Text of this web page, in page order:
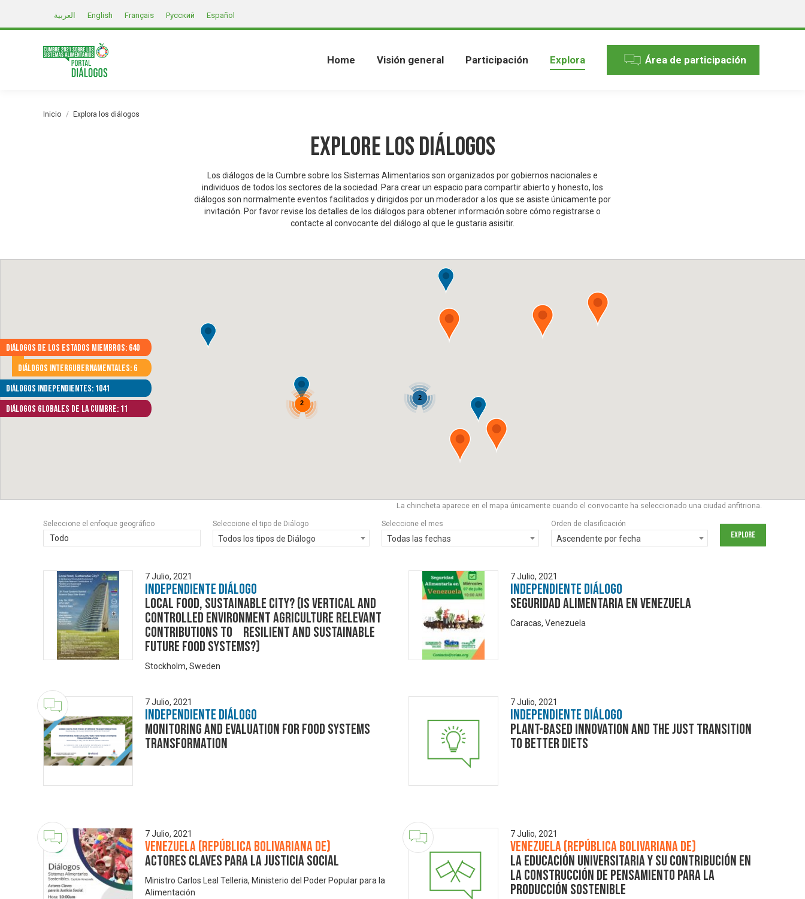
العربية English Français Русский Español
Home Visión general Participación Explora Área de participación
Estás aquí:
Inicio Explora los diálogos
Explore los Diálogos
Los diálogos de la Cumbre sobre los Sistemas Alimentarios son organizados por gobiernos nacionales e
individuos de todos los sectores de la sociedad. Para crear un espacio para compartir abierto y honesto, los
diálogos son normalmente eventos facilitados y dirigidos por un moderador a los que se asiste únicamente por
invitación. Por favor revise los detalles de los diálogos para obtener información sobre cómo registrarse o
contacte al convocante del diálogo al que le gustaria asisitir.
Diálogos de los Estados Miembros: 640
Diálogos Intergubernamentales: 6
Diálogos independientes: 1041
Diálogos globales de la Cumbre: 11
2
2
La chincheta aparece en el mapa únicamente cuando el convocante ha seleccionado una ciudad anfitriona.
Seleccione el enfoque geográfico
Todo
Seleccione el tipo de Diálogo
Todos los tipos de Diálogo
Seleccione el mes
Todas las fechas
Orden de clasificación
Ascendente por fecha
7 Julio, 2021
Independiente Diálogo
Local food, Sustainable City? (Is Vertical and
Controlled Environment Agriculture Relevant
Contributions to Resilient and Sustainable
Future Food Systems?)
Stockholm, Sweden
7 Julio, 2021
Independiente Diálogo
Seguridad Alimentaria en Venezuela
Caracas, Venezuela
7 Julio, 2021
Independiente Diálogo
Monitoring and Evaluation for Food Systems
Transformation
7 Julio, 2021
Independiente Diálogo
Plant-based innovation and the just transition
to better diets
7 Julio, 2021
Venezuela (República Bolivariana de)
Actores Claves para la Justicia Social
Ministro Carlos Leal Telleria, Ministerio del Poder Popular para la
Alimentación
7 Julio, 2021
Venezuela (República Bolivariana de)
La Educación Universitaria y su contribución en
la construcción de pensamiento para la
producción sostenible